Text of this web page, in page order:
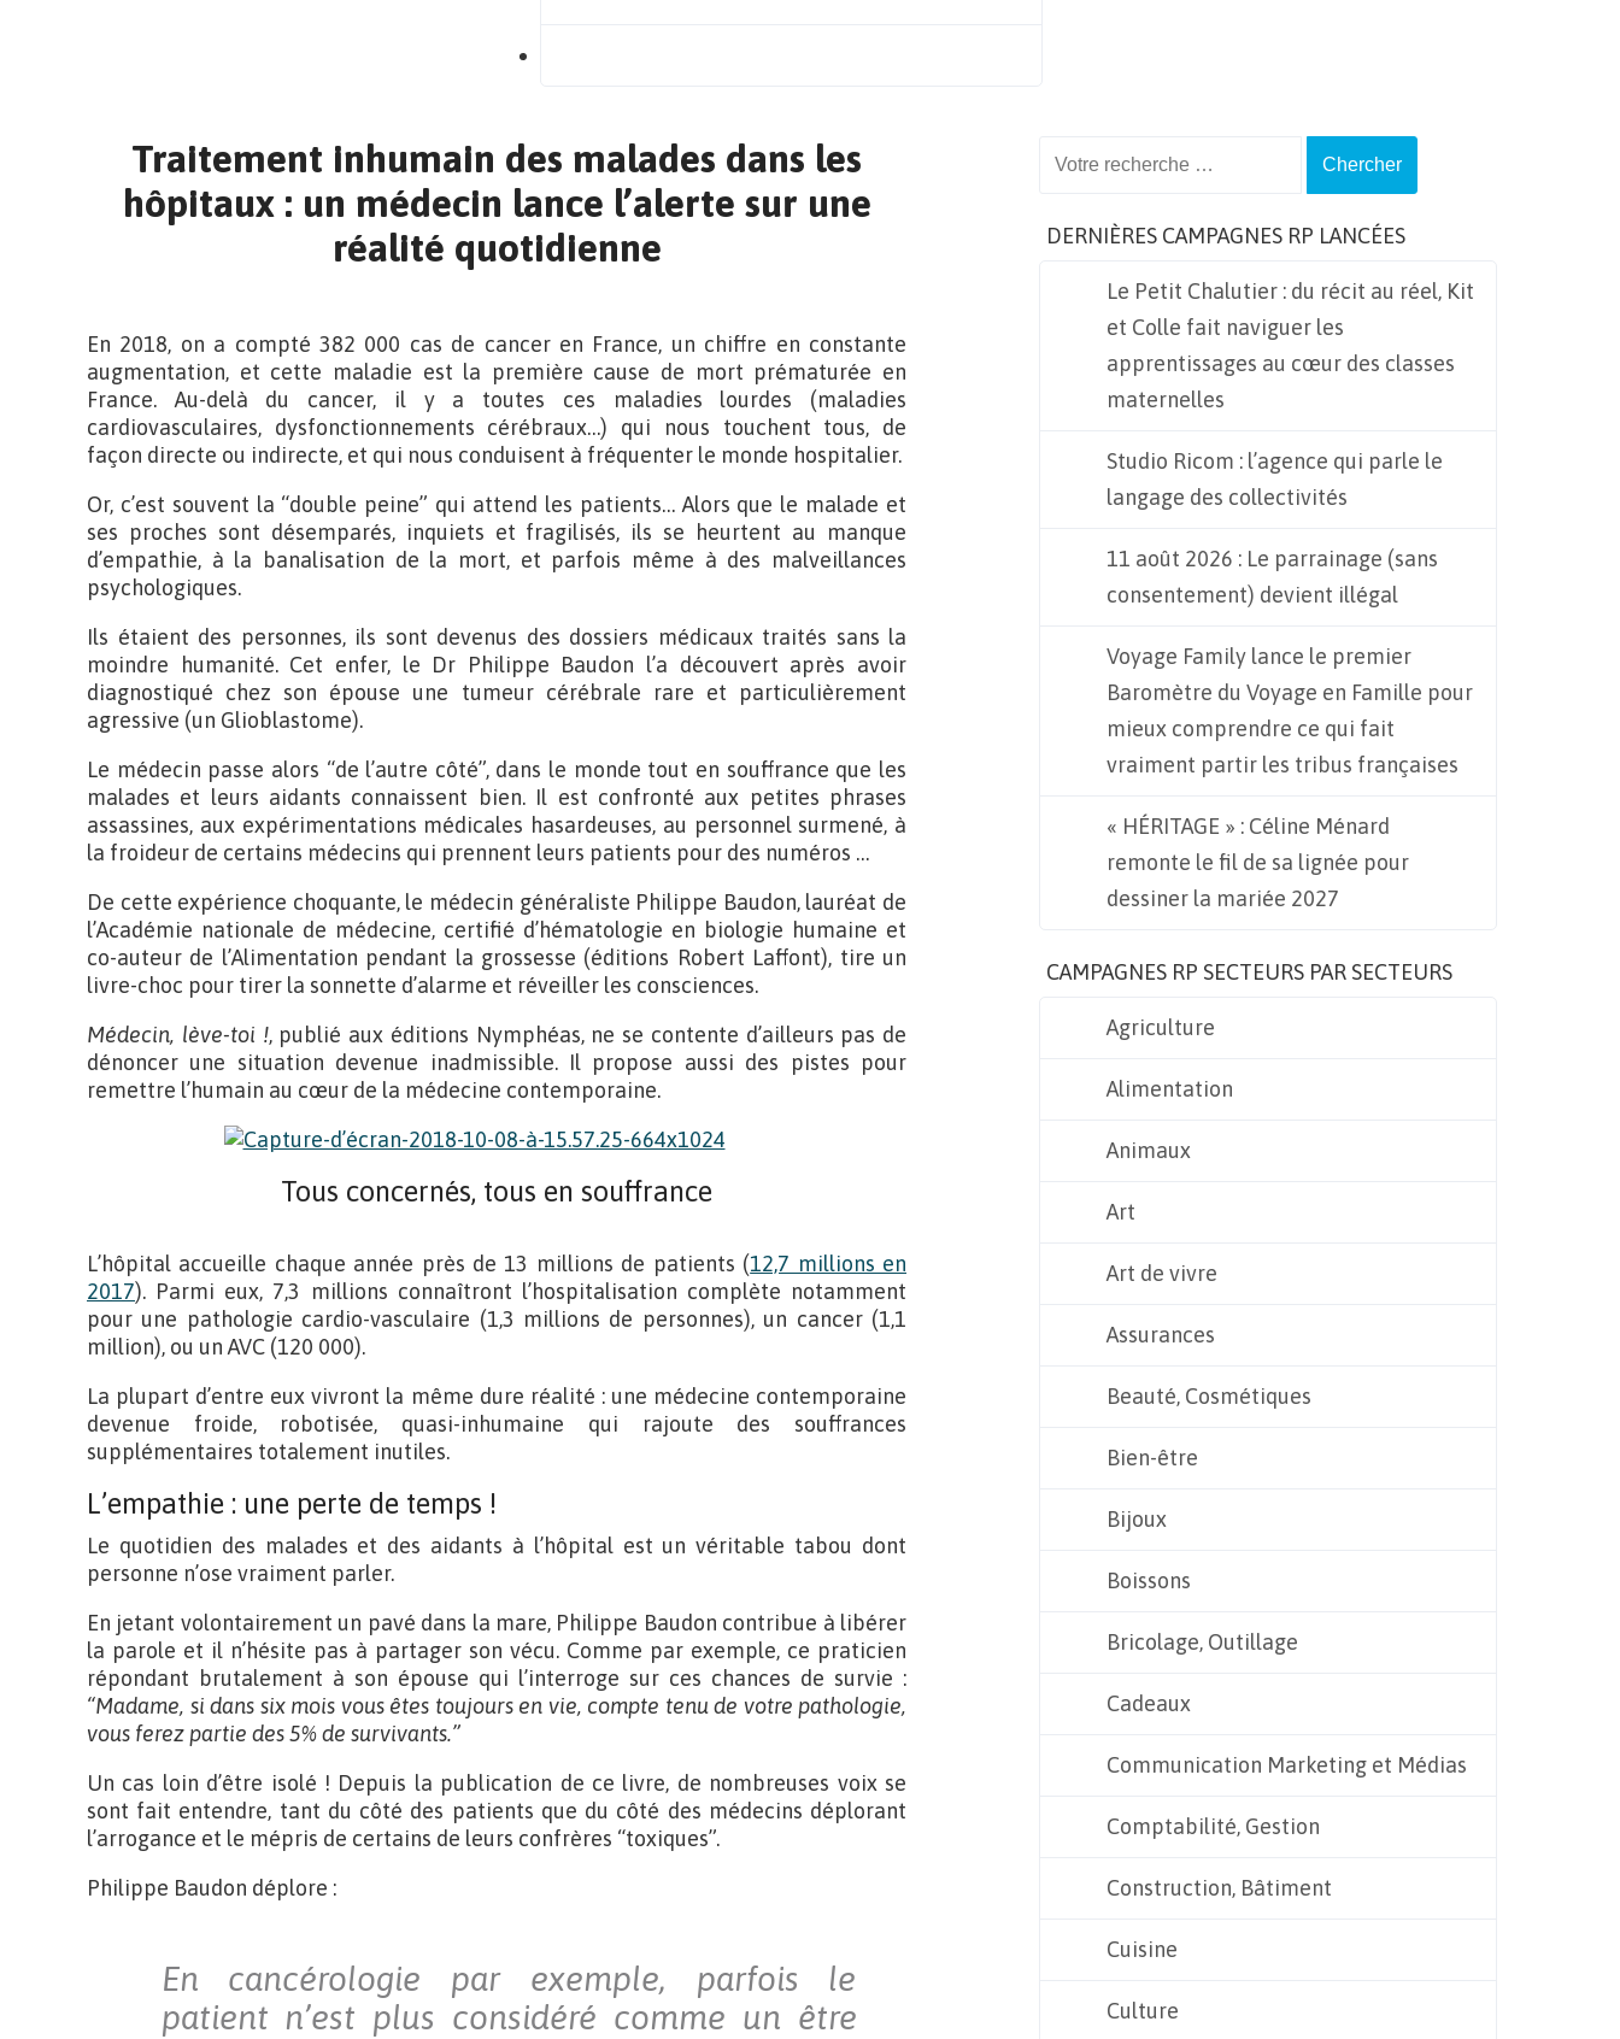
Traitement inhumain des malades dans les
hôpitaux : un médecin lance l’alerte sur une
réalité quotidienne
En 2018, on a compté 382 000 cas de cancer en France, un chiffre en constante
augmentation, et cette maladie est la première cause de mort prématurée en
France. Au-delà du cancer, il y a toutes ces maladies lourdes (maladies
cardiovasculaires, dysfonctionnements cérébraux…) qui nous touchent tous, de
façon directe ou indirecte, et qui nous conduisent à fréquenter le monde hospitalier.
Or, c’est souvent la “double peine” qui attend les patients… Alors que le malade et
ses proches sont désemparés, inquiets et fragilisés, ils se heurtent au manque
d’empathie, à la banalisation de la mort, et parfois même à des malveillances
psychologiques.
Ils étaient des personnes, ils sont devenus des dossiers médicaux traités sans la
moindre humanité. Cet enfer, le Dr Philippe Baudon l’a découvert après avoir
diagnostiqué chez son épouse une tumeur cérébrale rare et particulièrement
agressive (un Glioblastome).
Le médecin passe alors “de l’autre côté”, dans le monde tout en souffrance que les
malades et leurs aidants connaissent bien. Il est confronté aux petites phrases
assassines, aux expérimentations médicales hasardeuses, au personnel surmené, à
la froideur de certains médecins qui prennent leurs patients pour des numéros …
De cette expérience choquante, le médecin généraliste Philippe Baudon, lauréat de
l’Académie nationale de médecine, certifié d’hématologie en biologie humaine et
co-auteur de l’Alimentation pendant la grossesse (éditions Robert Laffont), tire un
livre-choc pour tirer la sonnette d’alarme et réveiller les consciences.
Médecin, lève-toi !, publié aux éditions Nymphéas, ne se contente d’ailleurs pas de
dénoncer une situation devenue inadmissible. Il propose aussi des pistes pour
remettre l’humain au cœur de la médecine contemporaine.
Tous concernés, tous en souffrance
L’hôpital accueille chaque année près de 13 millions de patients (12,7 millions en
2017). Parmi eux, 7,3 millions connaîtront l’hospitalisation complète notamment
pour une pathologie cardio-vasculaire (1,3 millions de personnes), un cancer (1,1
million), ou un AVC (120 000).
La plupart d’entre eux vivront la même dure réalité : une médecine contemporaine
devenue froide, robotisée, quasi-inhumaine qui rajoute des souffrances
supplémentaires totalement inutiles.
L’empathie : une perte de temps !
Le quotidien des malades et des aidants à l’hôpital est un véritable tabou dont
personne n’ose vraiment parler.
En jetant volontairement un pavé dans la mare, Philippe Baudon contribue à libérer
la parole et il n’hésite pas à partager son vécu. Comme par exemple, ce praticien
répondant brutalement à son épouse qui l’interroge sur ces chances de survie :
“Madame, si dans six mois vous êtes toujours en vie, compte tenu de votre pathologie,
vous ferez partie des 5% de survivants.”
Un cas loin d’être isolé ! Depuis la publication de ce livre, de nombreuses voix se
sont fait entendre, tant du côté des patients que du côté des médecins déplorant
l’arrogance et le mépris de certains de leurs confrères “toxiques”.
Philippe Baudon déplore :
En cancérologie par exemple, parfois le
patient n’est plus considéré comme un être
DERNIÈRES CAMPAGNES RP LANCÉES
Le Petit Chalutier : du récit au réel, Kit
et Colle fait naviguer les
apprentissages au cœur des classes
maternelles
Studio Ricom : l’agence qui parle le
langage des collectivités
11 août 2026 : Le parrainage (sans
consentement) devient illégal
Voyage Family lance le premier
Baromètre du Voyage en Famille pour
mieux comprendre ce qui fait
vraiment partir les tribus françaises
« HÉRITAGE » : Céline Ménard
remonte le fil de sa lignée pour
dessiner la mariée 2027
CAMPAGNES RP SECTEURS PAR SECTEURS
Agriculture
Alimentation
Animaux
Art
Art de vivre
Assurances
Beauté, Cosmétiques
Bien-être
Bijoux
Boissons
Bricolage, Outillage
Cadeaux
Communication Marketing et Médias
Comptabilité, Gestion
Construction, Bâtiment
Cuisine
Culture